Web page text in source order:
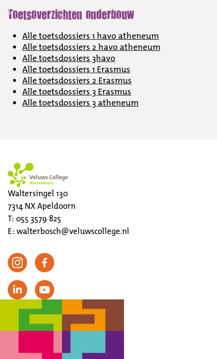
Toetsoverzichten onderbouw
Alle toetsdossiers 1 havo atheneum
Alle toetsdossiers 2 havo atheneum
Alle toetsdossiers 3havo
Alle toetsdossiers 1 Erasmus
Alle toetsdossiers 2 Erasmus
Alle toetsdossiers 3 Erasmus
Alle toetsdossiers 3 atheneum
Waltersingel 130
7314 NXApeldoorn
T: 055 3579 825
E: walterbosch@veluwscollege.nl